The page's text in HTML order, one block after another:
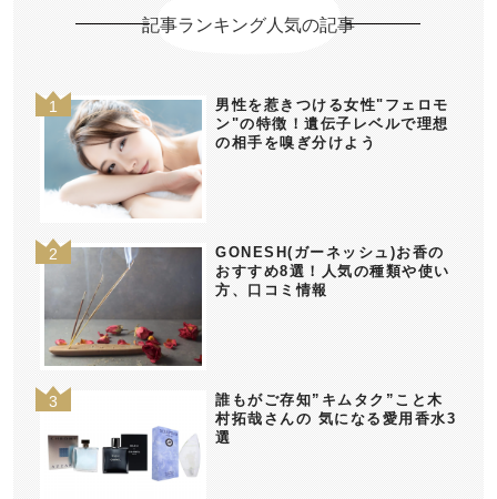
記事ランキング人気の記事
男性を惹きつける女性"フェロモ
ン"の特徴！遺伝子レベルで理想
の相手を嗅ぎ分けよう
GONESH(ガーネッシュ)お香の
おすすめ8選！人気の種類や使い
方、口コミ情報
誰もがご存知”キムタク”こと木
村拓哉さんの 気になる愛用香水3
選